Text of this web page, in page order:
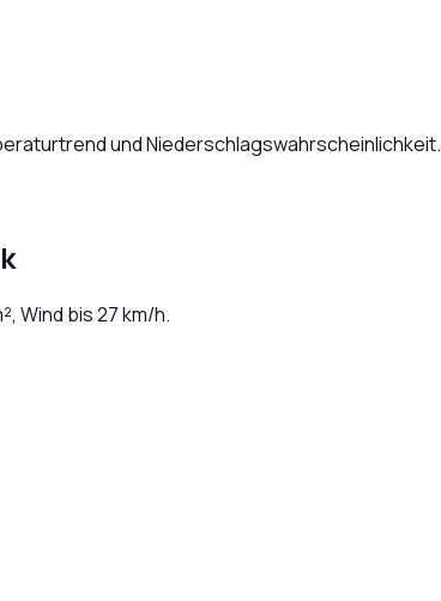
und Niederschlagswahrscheinlichkeit.
Wind bis27km/h.